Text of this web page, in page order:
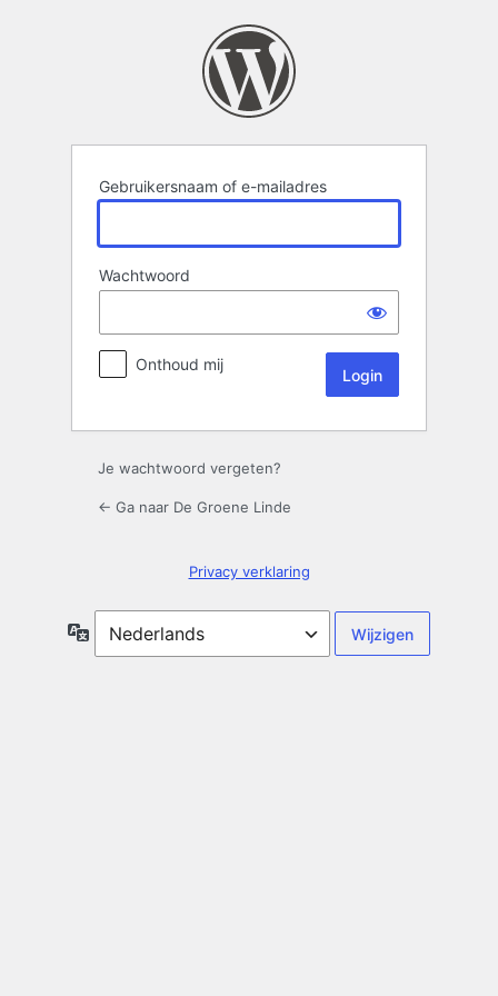
Gebruikersnaam of e-mailadres
Wachtwoord
Onthoud mij
Je wachtwoord vergeten?
← Ga naar De Groene Linde
Privacy verklaring
Taal